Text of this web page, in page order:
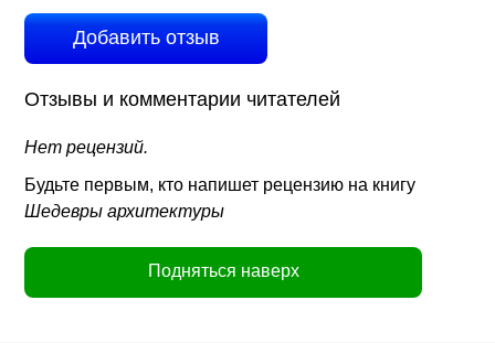
Добавить отзыв
Отзывы и комментарии читателей
Нет рецензий.
Будьте первым, кто напишет рецензию на книгу
Шедевры архитектуры
Подняться наверх